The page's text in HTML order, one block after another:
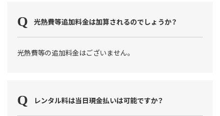
光熱費等追加料金は加算されるのでしょうか？
光熱費等の追加料金はございません。
レンタル料は当日現金払いは可能ですか？